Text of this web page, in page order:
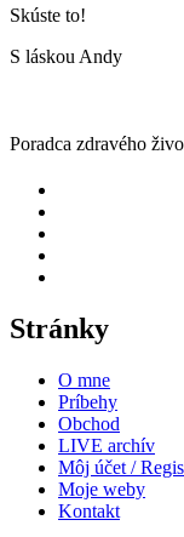
Skúste to!
S láskou Andy
Poradca zdravého
Stránky
O mne
Príbehy
Obchod
LIVE archív
Môj účet /
Moje weby
Kontakt